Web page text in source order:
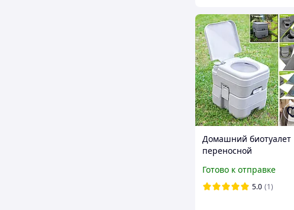
Домашний биотуалет
переносной
мобильный
кемпинговый туалет до
Готово к отправке
5.0 (1)